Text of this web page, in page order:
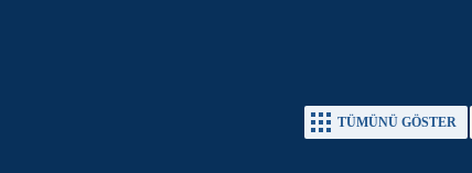
TÜMÜNÜ GÖSTER